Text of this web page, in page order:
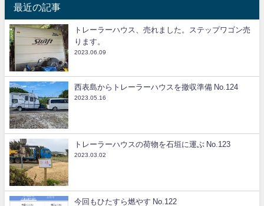
最近の記事
トレーラーハウス、売れました。ステップワゴン売
ります。
2023.06.09
西表島からトレーラーハウスを撤収準備 No.124
2023.05.16
トレーラーハウスの荷物を石垣に運ぶ No.123
2023.03.02
今回もひたすら燃やす No.122